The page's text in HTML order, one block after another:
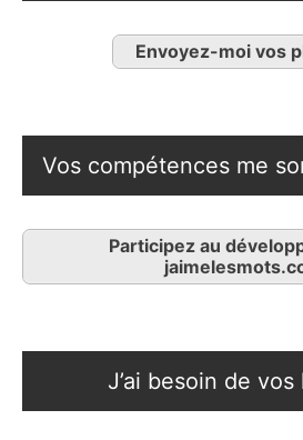
Envoyez-moi vos
Vos compétences me
Participez au
J’ai besoin de